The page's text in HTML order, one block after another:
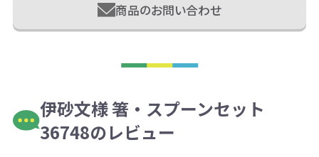
商品のお問い合わせ
伊砂文様 箸・スプーンセット
36748のレビュー